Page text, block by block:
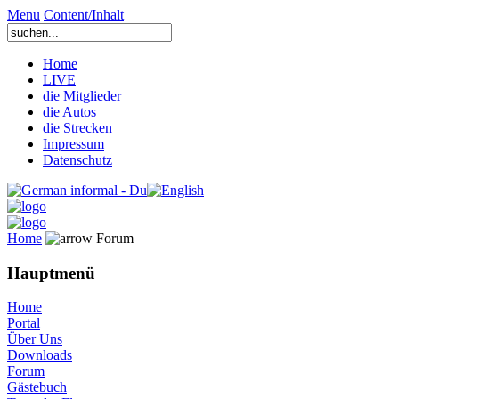
Menu Content/Inhalt
Home
LIVE
die Mitglieder
die Autos
die Strecken
Impressum
Datenschutz
Home Forum
Hauptmenü
Home
Portal
Über Uns
Downloads
Forum
Gästebuch